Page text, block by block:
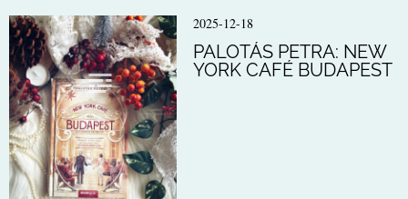
2025-12-18
PALOTÁS PETRA: NEW
YORK CAFÉ BUDAPEST